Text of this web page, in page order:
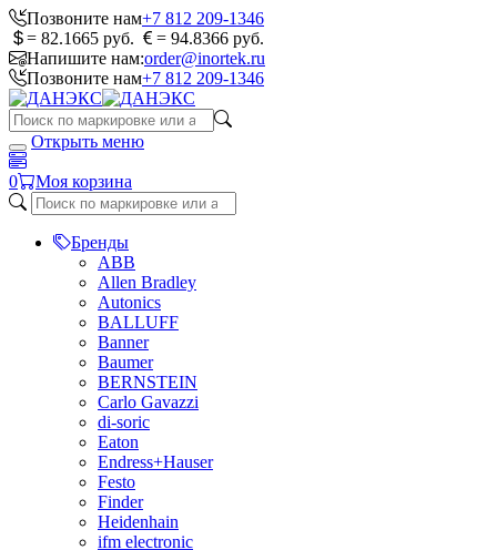
Позвоните нам+7 812 209-1346
= 82.1665 руб.
= 94.8366 руб.
Напишите нам:order@inortek.ru
Позвоните нам+7 812 209-1346
Открыть меню
0 Моя корзина
Бренды
ABB
Allen Bradley
Autonics
BALLUFF
Banner
Baumer
BERNSTEIN
Carlo Gavazzi
di-soric
Eaton
Endress+Hauser
Festo
Finder
Heidenhain
ifm electronic